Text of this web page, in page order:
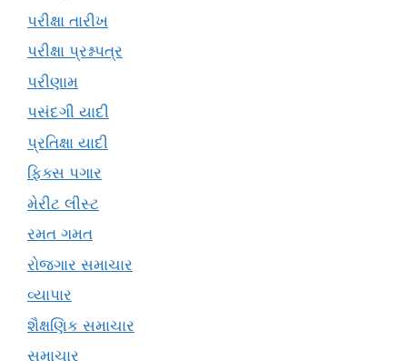
પરીક્ષા તારીખ
પરીક્ષા પ્રશ્નપત્ર
પરીણામ
પસંદગી યાદી
પ્રતિક્ષા યાદી
ફિક્સ પગાર
મેરીટ લીસ્ટ
રમત ગમત
રોજગાર સમાચાર
વ્યાપાર
શૈક્ષણિક સમાચાર
સમાચાર